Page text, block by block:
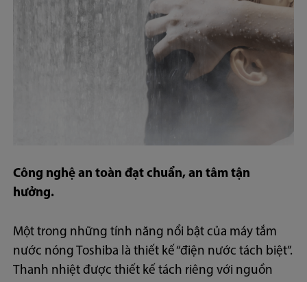
Công nghệ an toàn đạt chuẩn, an tâm tận
hưởng.
Một trong những tính năng nổi bật của máy tắm
nước nóng Toshiba là thiết kế “điện nước tách biệt”.
Thanh nhiệt được thiết kế tách riêng với nguồn